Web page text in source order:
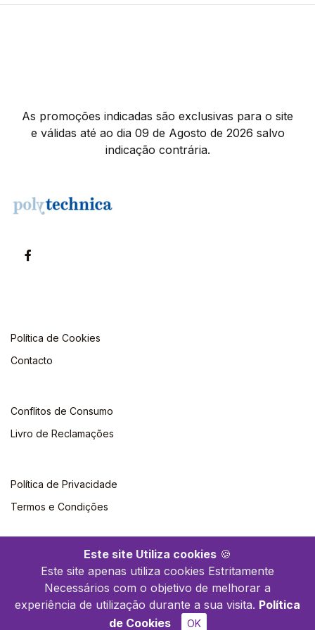
Este site Utiliza cookies 🍪
Este site apenas utiliza cookies Estritamente
Necessários com o objetivo de melhorar a
experiência de utilização durante a sua visita. Política
de Cookies
OK
As promoções indicadas são exclusivas para o site
e válidas até ao dia 09 de Agosto de 2026 salvo
indicação contrária.
Política de Cookies
Contacto
Conflitos de Consumo
Livro de Reclamações
Política de Privacidade
Termos e Condições
©2026 Polytechnica. Todos os direitos reservados